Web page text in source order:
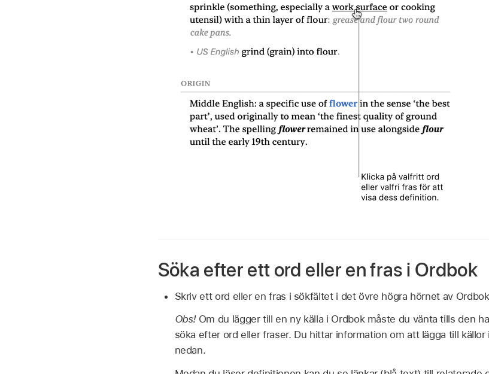
Söka efter ett ord eller en fras i Ordbok
Skriv ett ord eller en fras i sökfältet i det övre högra hörnet av
Obs!Om du lägger till en ny källa i Ordbok måste du vänta tills den
söka efter ord eller fraser. Du hittar information om att lägga till källor
nedan.